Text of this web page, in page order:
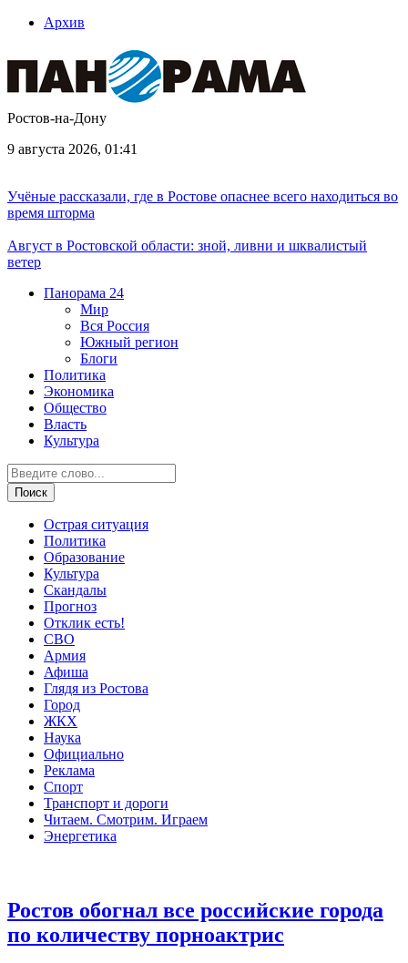
Архив
Ростов-на-Дону
9 августа 2026, 01:41
Учёные рассказали, где в Ростове опаснее всего находиться во
время шторма
Август в Ростовской области: зной, ливни и шквалистый
ветер
Панорама 24
Мир
Вся Россия
Южный регион
Блоги
Политика
Экономика
Общество
Власть
Культура
Острая ситуация
Политика
Образование
Культура
Скандалы
Прогноз
Отклик есть!
СВО
Армия
Афиша
Глядя из Ростова
Город
ЖКХ
Наука
Официально
Реклама
Спорт
Транспорт и дороги
Читаем. Смотрим. Играем
Энергетика
Ростов обогнал все российские города
по количеству порноактрис